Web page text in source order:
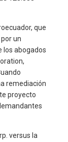
que
un
los abogados
remediación
proyecto
versus la